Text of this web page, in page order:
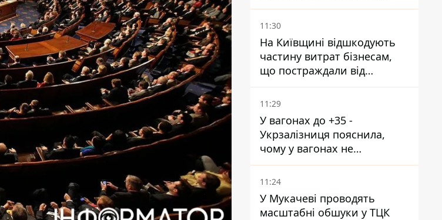
11:30
На Київщині відшкодують
частину витрат бізнесам,
що постраждали від
прильотів ракет
11:29
У вагонах до +35 -
Укрзалізниця пояснила,
чому у вагонах не
працюють кондиціонери під
час спеки
11:24
У Мукачеві проводять
масштабні обшуки у ТЦК